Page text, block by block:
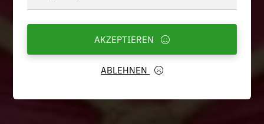
ABLEHNEN
AKZEPTIEREN